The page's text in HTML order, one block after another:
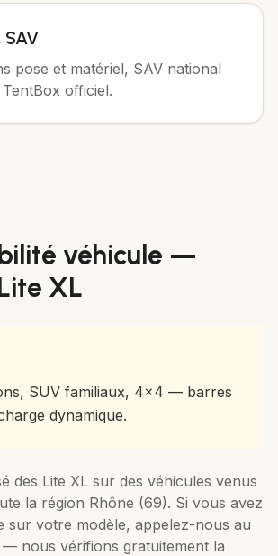
pose et matériel, SAV national
officiel.
véhicule —
XL
SUV familiaux, 4x4 — barres
dynamique.
des Lite XL sur des véhicules venus
la région Rhône (69). Si vous avez
sur votre modèle, appelez-nous au
— nous vérifions gratuitement la